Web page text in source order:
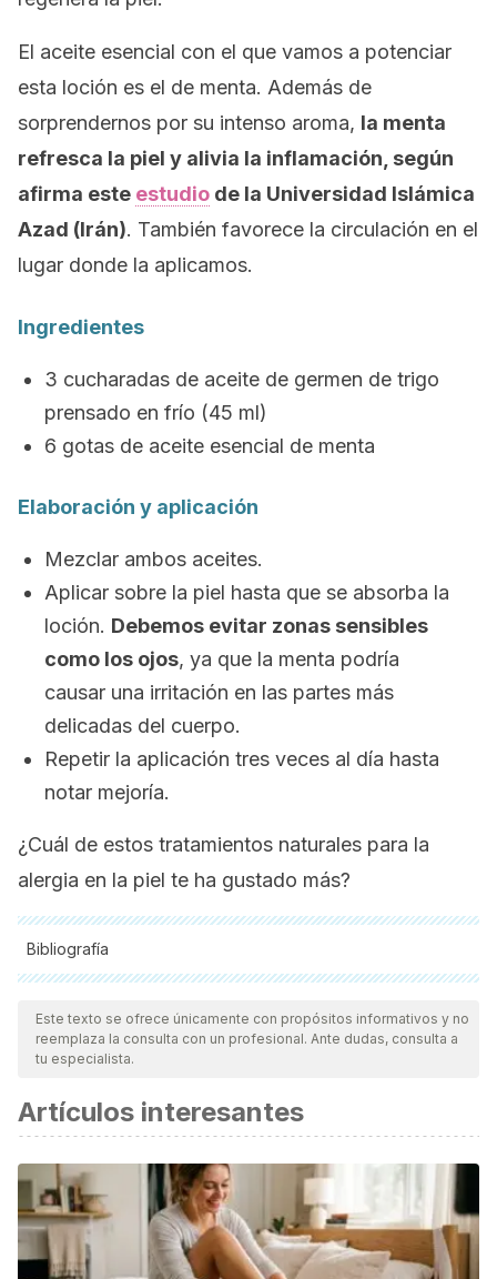
El aceite esencial con el que vamos a potenciar
esta loción es el de menta. Además de
sorprendernos por su intenso aroma, la menta
refresca la piel y alivia la inflamación, según
afirma este estudio de la Universidad Islámica
Azad (Irán). También favorece la circulación en el
lugar donde la aplicamos.
Ingredientes
3 cucharadas de aceite de germen de trigo
prensado en frío (45 ml)
6 gotas de aceite esencial de menta
Elaboración y aplicación
Mezclar ambos aceites.
Aplicar sobre la piel hasta que se absorba la
loción. Debemos evitar zonas sensibles
como los ojos, ya que la menta podría
causar una irritación en las partes más
delicadas del cuerpo.
Repetir la aplicación tres veces al día hasta
notar mejoría.
¿Cuál de estos tratamientos naturales para la
alergia en la piel te ha gustado más?
Bibliografía
Todas las fuentes citadas fueron revisadas a profundidad por
nuestro equipo, para asegurar su calidad, confiabilidad,
vigencia y validez.La bibliografía de este artículo fue
científica.
Quirúrgica, M. (2012). Dermatología. Dermatologia
Cosmetica, Medica y Quirurgica.
https://doi.org/10.1016/j.ijfoodmicro.2015.01.016
Kumar, V., Abbas, A. K., & Aster, J. C. (2013). Piel. In Robbins
Patología Humana.
Este texto se ofrece únicamente con propósitos informativos y no
reemplaza la consulta con un profesional. Ante dudas, consulta a
tu especialista.
Artículos interesantes